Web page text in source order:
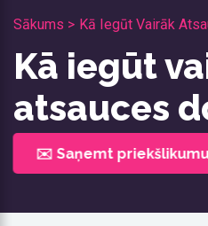
Sākums > Kā Iegūt Vairāk
Kā iegūt
atsauces
✉️ Saņemt